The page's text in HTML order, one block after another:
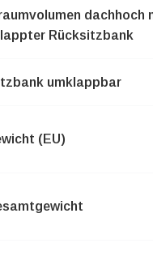
dachhoch
Rücksitzbank
umklappbar
(EU)